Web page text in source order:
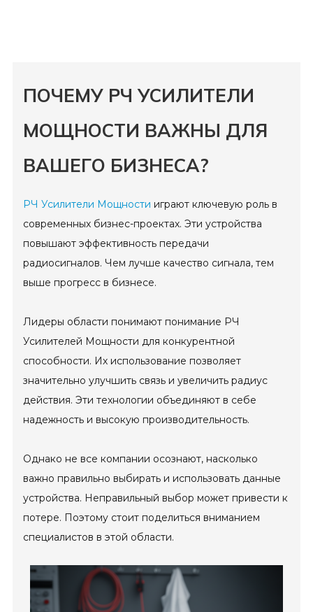
ПОЧЕМУ РЧ УСИЛИТЕЛИ
МОЩНОСТИ ВАЖНЫ ДЛЯ
ВАШЕГО БИЗНЕСА?
РЧ Усилители Мощности играют ключевую роль в
современных бизнес-проектах. Эти устройства
повышают эффективность передачи
радиосигналов. Чем лучше качество сигнала, тем
выше прогресс в бизнесе.
Лидеры области понимают понимание РЧ
Усилителей Мощности для конкурентной
способности. Их использование позволяет
значительно улучшить связь и увеличить радиус
действия. Эти технологии объединяют в себе
надежность и высокую производительность.
Однако не все компании осознают, насколько
важно правильно выбирать и использовать данные
устройства. Неправильный выбор может привести к
потере. Поэтому стоит поделиться вниманием
специалистов в этой области.